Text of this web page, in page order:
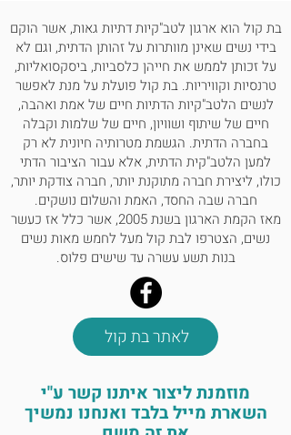
בת קול הוא ארגון לטב"קיות דתיות גאות, אשר הוקם
בידי נשים שאינן מוותרות על זהותן הדתית, וגם לא
על זכותן לממש את חייהן כלסביות, ביסקסואליות,
טרנסיות וקוויריות. בת קול פועלת על מנת לאפשר
לנשים הלטב"קיות הדתיות חיים של אמת ואהבה,
חיים של שיתוף ושוויון, חיים של שלמות וקבלה
בחברה הדתית. הגשמת מטרותיה חיונית לא רק
למען הלטב"קית הדתית, אלא עבור הציבור הדתי
כולו, ליצירת חברה מתוקנת יותר, חברה צודקת יותר,
חברה שבה החסד, האמת והשלום נושקים.
מאז הקמת הארגון בשנת 2005, אשר כלל אז כעשר
נשים, הצטרפו לבת קול מעל לחמש מאות נשים
בנות תשע עשרה עד שישים פלוס.
לאתר בת קול
מוזמנת ליצור איתנו קשר ע"י
השארת מייל בלבד ואנחנו נמשיך